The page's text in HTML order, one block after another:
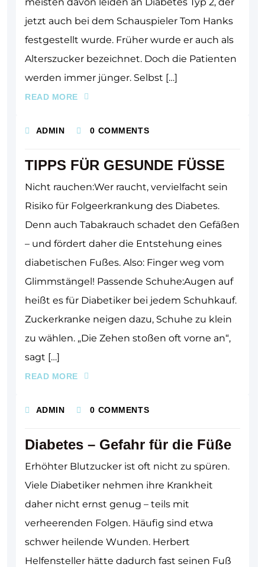
jetzt auch bei dem Schauspieler Tom Hanks
festgestellt wurde. Früher wurde er auch als
Alterszucker bezeichnet. Doch die Patienten
werden immer jünger. Selbst […]
READ MORE
ADMIN 0 COMMENTS
TIPPS FÜR GESUNDE FÜSSE
Nicht rauchen:Wer raucht, vervielfacht sein
Risiko für Folgeerkrankung des Diabetes.
Denn auch Tabakrauch schadet den Gefäßen
– und fördert daher die Entstehung eines
diabetischen Fußes. Also: Finger weg vom
Glimmstängel! Passende Schuhe:Augen auf
heißt es für Diabetiker bei jedem Schuhkauf.
Zuckerkranke neigen dazu, Schuhe zu klein
zu wählen. „Die Zehen stoßen oft vorne an“,
sagt […]
READ MORE
ADMIN 0 COMMENTS
Diabetes – Gefahr für die Füße
Erhöhter Blutzucker ist oft nicht zu spüren.
Viele Diabetiker nehmen ihre Krankheit
daher nicht ernst genug – teils mit
verheerenden Folgen. Häufig sind etwa
schwer heilende Wunden. Herbert
Helfensteller hätte dadurch fast seinen Fuß